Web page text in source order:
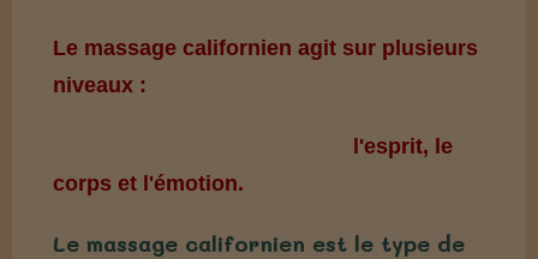
Le massage californien agit sur plusieurs
niveaux :
l'esprit, le
corps et l'émotion.
Le massage californien est le type de